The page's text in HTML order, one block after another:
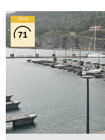
Wind
71